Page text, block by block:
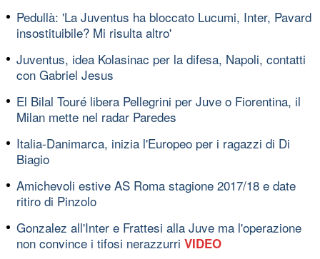
Pedullà: 'La Juventus ha bloccato Lucumi, Inter, Pavard
insostituibile? Mi risulta altro'
Juventus, idea Kolasinac per la difesa, Napoli, contatti
con Gabriel Jesus
El Bilal Touré libera Pellegrini per Juve o Fiorentina, il
Milan mette nel radar Paredes
Italia-Danimarca, inizia l'Europeo per i ragazzi di Di
Biagio
Amichevoli estive AS Roma stagione 2017/18 e date
ritiro di Pinzolo
Gonzalez all'Inter e Frattesi alla Juve ma l'operazione
non convince i tifosi nerazzurri VIDEO